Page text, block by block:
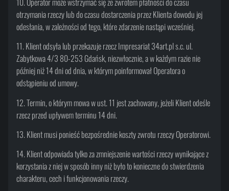
otrzymania rzeczy lub do czasu dostarczenia przez Klienta dowodu jej
odesłania, w zależności od tego, które zdarzenie nastąpi wcześniej.
11. Klient odsyła lub przekazuje rzecz Impresariat 34art.pl s.c. ul.
Zabytkowa 4/3 80-253 Gdańsk, niezwłocznie, a w każdym razie nie
później niż 14 dni od dnia, w którym poinformował Operatora o
odstąpieniu od umowy.
12. Termin, o którym mowa w ust. 11 jest zachowany, jeżeli Klient odeśle
rzecz przed upływem terminu 14 dni.
13. Klient musi ponieść bezpośrednie koszty zwrotu rzeczy Operatorowi.
14. Klient odpowiada tylko za zmniejszenie wartości rzeczy wynikające z
korzystania z niej w sposób inny niż było to konieczne do stwierdzenia
charakteru, cech i funkcjonowania rzeczy.